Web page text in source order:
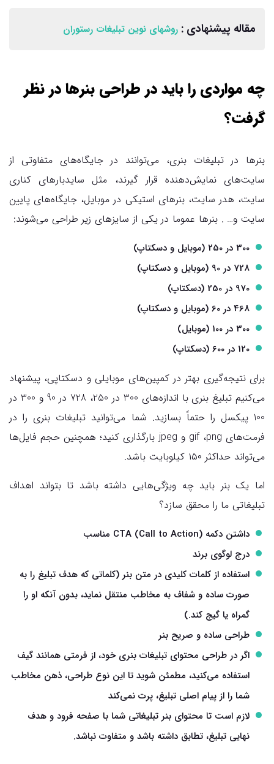
مقاله پیشنهادی : روشهای نوین تبلیغات رستوران
چه مواردی را باید در طراحی بنرها در نظر
گرفت؟
بنرها در تبلیغات بنری، می‌توانند در جایگاه‌های متفاوتی از
سایت‌های نمایش‌دهنده قرار گیرند، مثل سایدبارهای کناری
سایت، هدر سایت، بنرهای استیکی در موبایل، جایگاه‌های پایین
سایت و… . بنرها عموما در یکی از سایزهای زیر طراحی می‌شوند:
300 در 250 (موبایل و دسکتاپ)
728 در 90 (موبایل و دسکتاپ)
970 در 250 (دسکتاپ)
468 در 60 (موبایل و دسکتاپ)
300 در 100 (موبایل)
120 در 600 (دسکتاپ)
برای نتیجه‌گیری بهتر در کمپین‌های موبایلی و دسکتاپی، پیشنهاد
می‌کنیم تبلیغ بنری با اندازه‌های 300 در 250، 728 در 90 و 300 در
100 پیکسل را حتماً بسازید. شما می‌توانید تبلیغات بنری را در
فرمت‌های gif ،png و jpeg بارگذاری کنید؛ همچنین حجم فایل‌ها
می‌تواند حداکثر ۱۵۰ کیلوبایت باشد.
اما یک بنر باید چه ویژگی‌هایی داشته باشد تا بتواند اهداف
تبلیغاتی ما را محقق سازد؟
داشتن دکمه CTA (Call to Action) مناسب
درج لوگوی برند
استفاده از کلمات کلیدی در متن بنر (کلماتی که هدف تبلیغ را به
صورت ساده و شفاف به مخاطب منتقل نماید، بدون آنکه او را
گمراه یا گیج کند.)
طراحی ساده و صریح بنر
اگر در طراحی محتوای تبلیغات بنری خود، از فرمتی همانند گیف
استفاده می‌کنید، مطمئن شوید تا این نوع طراحی، ذهن مخاطب
شما را از پیام اصلی تبلیغ، پرت نمی‌کند
لازم است تا محتوای بنر تبلیغاتی شما با صفحه فرود و هدف
نهایی تبلیغ، تطابق داشته باشد و متفاوت نباشد.